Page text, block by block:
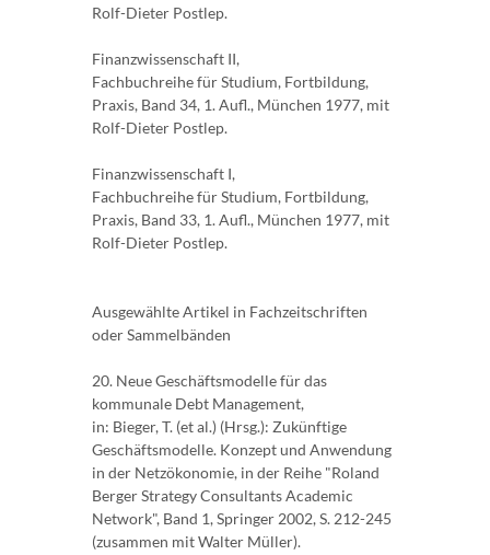
Rolf-Dieter Postlep.
Finanzwissenschaft II,
Fachbuchreihe für Studium, Fortbildung,
Praxis, Band 34, 1. Aufl., München 1977, mit
Rolf-Dieter Postlep.
Finanzwissenschaft I,
Fachbuchreihe für Studium, Fortbildung,
Praxis, Band 33, 1. Aufl., München 1977, mit
Rolf-Dieter Postlep.
Ausgewählte Artikel in Fachzeitschriften
oder Sammelbänden
20. Neue Geschäftsmodelle für das
kommunale Debt Management,
in: Bieger, T. (et al.) (Hrsg.): Zukünftige
Geschäftsmodelle. Konzept und Anwendung
in der Netzökonomie, in der Reihe "Roland
Berger Strategy Consultants Academic
Network", Band 1, Springer 2002, S. 212-245
(zusammen mit Walter Müller).